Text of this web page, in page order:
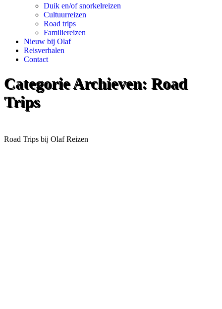
Duik en/of snorkelreizen
Cultuurreizen
Road trips
Familiereizen
Nieuw bij Olaf
Reisverhalen
Contact
Categorie Archieven: Road
Trips
Road Trips bij Olaf Reizen